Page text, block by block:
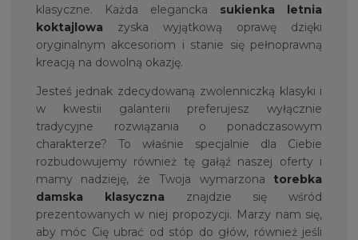
klasyczne. Każda elegancka sukienka letnia
koktajlowa zyska wyjątkową oprawę dzięki
oryginalnym akcesoriom i stanie się pełnoprawną
kreacją na dowolną okazję.
Jesteś jednak zdecydowaną zwolenniczką klasyki i
w kwestii galanterii preferujesz wyłącznie
tradycyjne rozwiązania o ponadczasowym
charakterze? To właśnie specjalnie dla Ciebie
rozbudowujemy również tę gałąź naszej oferty i
mamy nadzieję, że Twoja wymarzona torebka
damska klasyczna znajdzie się wśród
prezentowanych w niej propozycji. Marzy nam się,
aby móc Cię ubrać od stóp do głów, również jeśli